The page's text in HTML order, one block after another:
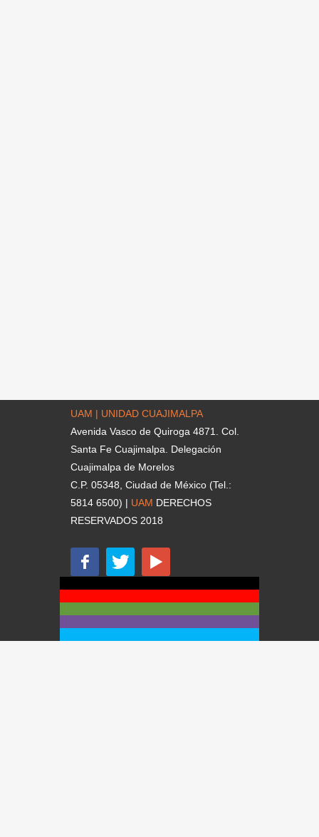
UAM | UNIDAD CUAJIMALPA
Avenida Vasco de Quiroga 4871. Col.
Santa Fe Cuajimalpa. Delegación
Cuajimalpa de Morelos
C.P. 05348, Ciudad de México (Tel.:
5814 6500) | UAM DERECHOS
RESERVADOS 2018